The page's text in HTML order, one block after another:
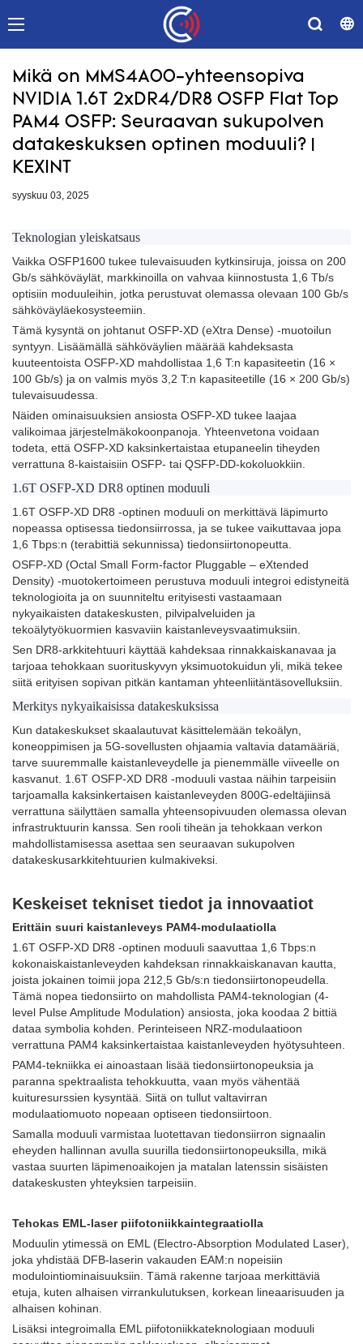
Mikä on MMS4A00-yhteensopiva
NVIDIA 1.6T 2xDR4/DR8 OSFP Flat Top
PAM4 OSFP: Seuraavan sukupolven
datakeskuksen optinen moduuli? |
KEXINT
syyskuu 03, 2025
Teknologian yleiskatsaus
Vaikka OSFP1600 tukee tulevaisuuden kytkinsiruja, joissa on 200
Gb/s sähköväylät, markkinoilla on vahvaa kiinnostusta 1,6 Tb/s
optisiin moduuleihin, jotka perustuvat olemassa olevaan 100 Gb/s
sähköväyläekosysteemiin.
Tämä kysyntä on johtanut OSFP-XD (eXtra Dense) -muotoilun
syntyyn. Lisäämällä sähköväylien määrää kahdeksasta
kuuteentoista OSFP-XD mahdollistaa 1,6 T:n kapasiteetin (16 ×
100 Gb/s) ja on valmis myös 3,2 T:n kapasiteetille (16 × 200 Gb/s)
tulevaisuudessa.
Näiden ominaisuuksien ansiosta OSFP-XD tukee laajaa
valikoimaa järjestelmäkokoonpanoja. Yhteenvetona voidaan
todeta, että OSFP-XD kaksinkertaistaa etupaneelin tiheyden
verrattuna 8-kaistaisiin OSFP- tai QSFP-DD-kokoluokkiin.
1.6T OSFP-XD DR8 optinen moduuli
1.6T OSFP-XD DR8 -optinen moduuli on merkittävä läpimurto
nopeassa optisessa tiedonsiirrossa, ja se tukee vaikuttavaa jopa
1,6 Tbps:n (terabittiä sekunnissa) tiedonsiirtonopeutta.
OSFP-XD (Octal Small Form-factor Pluggable – eXtended
Density) -muotokertoimeen perustuva moduuli integroi edistyneitä
teknologioita ja on suunniteltu erityisesti vastaamaan
nykyaikaisten datakeskusten, pilvipalveluiden ja
tekoälytyökuormien kasvaviin kaistanleveysvaatimuksiin.
Sen DR8-arkkitehtuuri käyttää kahdeksaa rinnakkaiskanavaa ja
tarjoaa tehokkaan suorituskyvyn yksimuotokuidun yli, mikä tekee
siitä erityisen sopivan pitkän kantaman yhteenliitäntäsovelluksiin.
Merkitys nykyaikaisissa datakeskuksissa
Kun datakeskukset skaalautuvat käsittelemään tekoälyn,
koneoppimisen ja 5G-sovellusten ohjaamia valtavia datamääriä,
tarve suuremmalle kaistanleveydelle ja pienemmälle viiveelle on
kasvanut. 1.6T OSFP-XD DR8 -moduuli vastaa näihin tarpeisiin
tarjoamalla kaksinkertaisen kaistanleveyden 800G-edeltäjiinsä
verrattuna säilyttäen samalla yhteensopivuuden olemassa olevan
infrastruktuurin kanssa. Sen rooli tiheän ja tehokkaan verkon
mahdollistamisessa asettaa sen seuraavan sukupolven
datakeskusarkkitehtuurien kulmakiveksi.
Keskeiset tekniset tiedot ja innovaatiot
Erittäin suuri kaistanleveys PAM4-modulaatiolla
1.6T OSFP-XD DR8 -optinen moduuli saavuttaa 1,6 Tbps:n
kokonaiskaistanleveyden kahdeksan rinnakkaiskanavan kautta,
joista jokainen toimii jopa 212,5 Gb/s:n tiedonsiirtonopeudella.
Tämä nopea tiedonsiirto on mahdollista PAM4-teknologian (4-
level Pulse Amplitude Modulation) ansiosta, joka koodaa 2 bittiä
dataa symbolia kohden. Perinteiseen NRZ-modulaatioon
verrattuna PAM4 kaksinkertaistaa kaistanleveyden hyötysuhteen.
PAM4-tekniikka ei ainoastaan ​​lisää tiedonsiirtonopeuksia ja
paranna spektraalista tehokkuutta, vaan myös vähentää
kuituresurssien kysyntää. Siitä on tullut valtavirran
modulaatiomuoto nopeaan optiseen tiedonsiirtoon.
Samalla moduuli varmistaa luotettavan tiedonsiirron signaalin
eheyden hallinnan avulla suurilla tiedonsiirtonopeuksilla, mikä
vastaa suurten läpimenoaikojen ja matalan latenssin sisäisten
datakeskusten yhteyksien tarpeisiin.
Tehokas EML-laser piifotoniikkaintegraatiolla
Moduulin ytimessä on EML (Electro-Absorption Modulated Laser),
joka yhdistää DFB-laserin vakauden EAM:n nopeisiin
modulointiominaisuuksiin. Tämä rakenne tarjoaa merkittäviä
etuja, kuten alhaisen virrankulutuksen, korkean lineaarisuuden ja
alhaisen kohinan.
Lisäksi integroimalla EML piifotoniikkateknologiaan moduuli